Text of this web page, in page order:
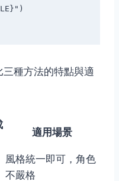
種方法的特點與適
適用場景
風格統一即可，角色
不嚴格